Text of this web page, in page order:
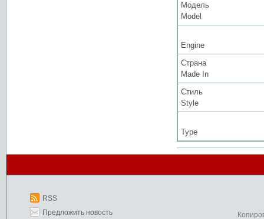
Модель
Model
Engine
Страна
Made In
Стиль
Style
Type
RSS
Предложить новость